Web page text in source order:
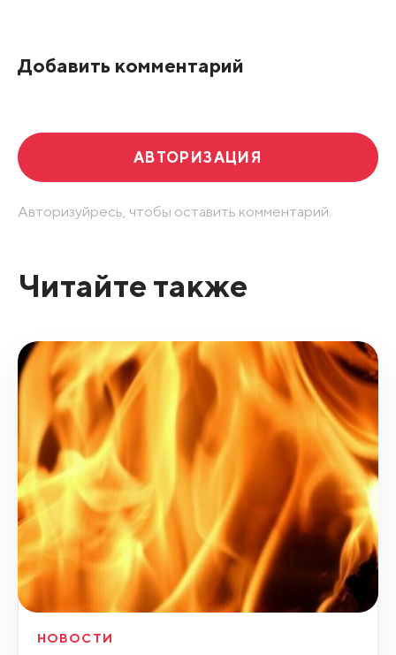
Добавить комментарий
АВТОРИЗАЦИЯ
Авторизуйресь, чтобы оставить комментарий.
Читайте также
НОВОСТИ